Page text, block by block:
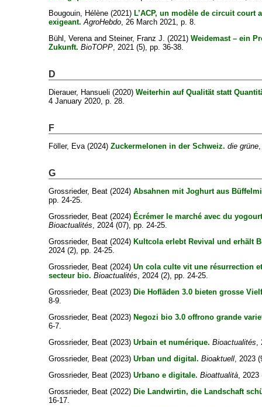
Bougouin, Hélène (2021)L’ACP, un modèle de circuit court
exigeant. AgroHebdo , 26 March 2021, p. 8.
Bühl, Verena andSteiner, Franz J. (2021)Weidemast – ein
Zukunft. BioTOPP , 2021 (5), pp. 36-38.
D
Dierauer, Hansueli (2020)Weiterhin auf Qualität statt
4 January 2020, p. 28.
F
Föller, Eva(2024)Zuckermelonen in der Schweiz. die grüne
G
Grossrieder, Beat (2024)Absahnen mit Joghurt aus
pp. 24-25.
Grossrieder, Beat (2024) Écrémer le marché avec du
Bioactualités, 2024 (07), pp. 24-25.
Grossrieder, Beat (2024) Kultcola erlebt Revival und erhält
2024 (2), pp. 24-25.
Grossrieder, Beat (2024)Un cola culte vit une résurrection
secteur bio. Bioactualités, 2024 (2), pp. 24-25.
Grossrieder, Beat (2023) Die Hofläden 3.0 bieten grosse
8-9.
Grossrieder, Beat (2023) Negozi bio 3.0 offrono grande
6-7.
Grossrieder, Beat (2023)Urbain et numérique. Bioactualités,
Grossrieder, Beat (2023)Urban und digital. Bioaktuell, 2023
Grossrieder, Beat (2023)Urbano e digitale. Bioattualità, 2023
Grossrieder, Beat (2022) Die Landwirtin, die Landschaft
16-17.